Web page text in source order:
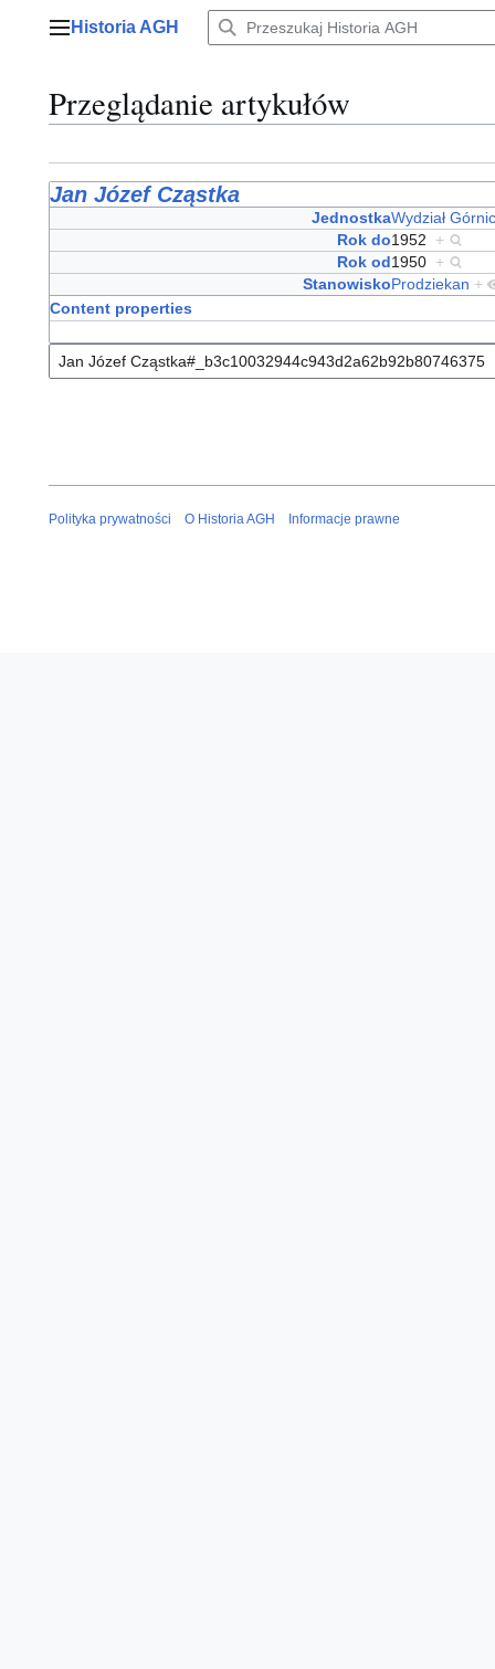
Menu główne
Historia AGH
Przeglądanie artykułów
Jan Józef Cząstka
JednostkaWydział
Rok do1952
+
Rok od1950 +
StanowiskoProdziekan +
Content properties
Polityka prywatności O Historia AGH Informacje prawne